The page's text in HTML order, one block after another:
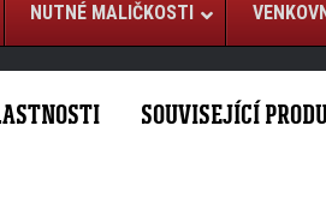
NUTNÉ MALIČKOSTI
SOUVISEJÍCÍ